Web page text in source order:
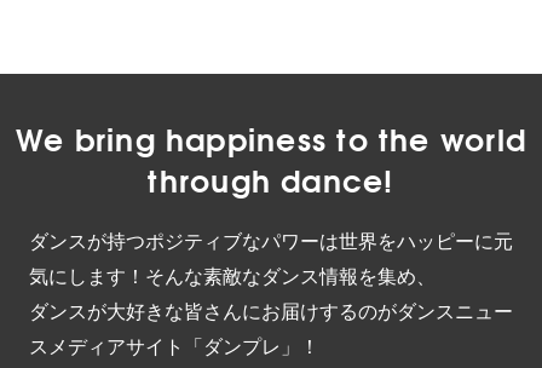
We bring happiness to the world
through dance!
ダンスが持つポジティブなパワーは世界をハッピーに元
気にします！そんな素敵なダンス情報を集め、
ダンスが大好きな皆さんにお届けするのがダンスニュー
スメディアサイト「ダンプレ」！